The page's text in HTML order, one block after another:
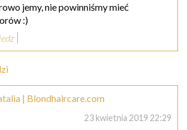
jemy, nie powinniśmy mieć
:)
| Blondhaircare.com
23 kwietnia 2019 22:29